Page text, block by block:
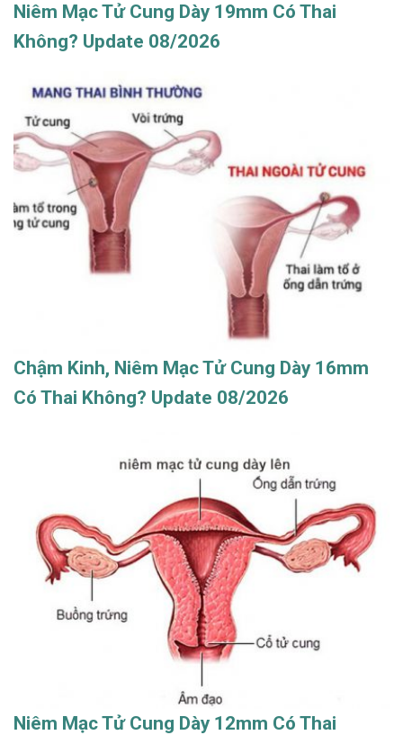
Niêm Mạc Tử Cung Dày 19mm Có Thai
Không? Update 08/2026
Chậm Kinh, Niêm Mạc Tử Cung Dày 16mm
Có Thai Không? Update 08/2026
Niêm Mạc Tử Cung Dày 12mm Có Thai